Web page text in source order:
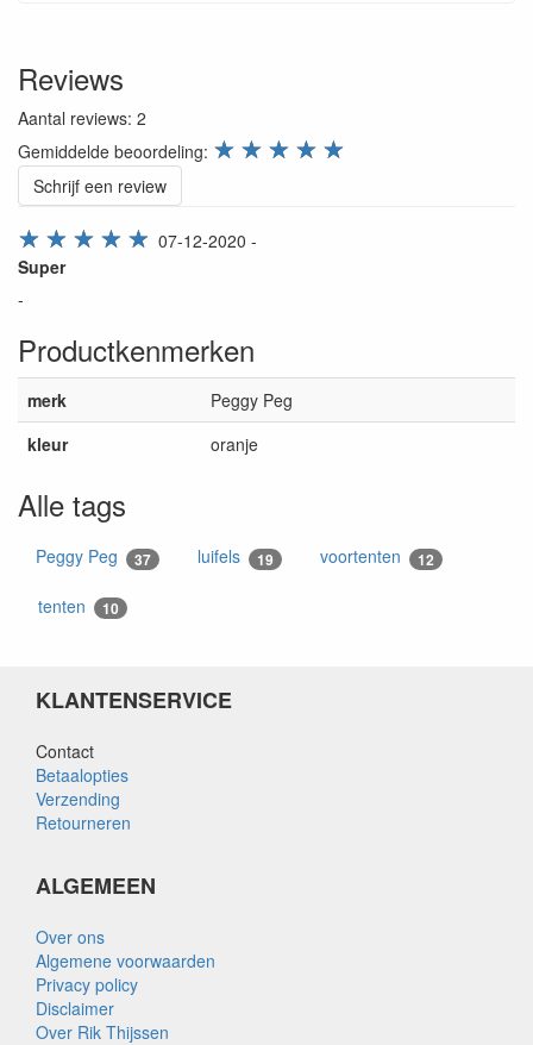
Reviews
Aantal reviews: 2
Gemiddelde beoordeling: review.stars ☆
☆
☆
☆
☆
Schrijf een review
☆
☆
☆
☆
☆ 07-12-2020 -
Super
-
Productkenmerken
merk
Peggy Peg
kleur
oranje
Alle tags
Peggy Peg 37 luifels 19 voortenten 12
tenten 10
KLANTENSERVICE
Contact
Betaalopties
Verzending
Retourneren
ALGEMEEN
Over ons
Algemene voorwaarden
Privacy policy
Disclaimer
Over Rik Thijssen